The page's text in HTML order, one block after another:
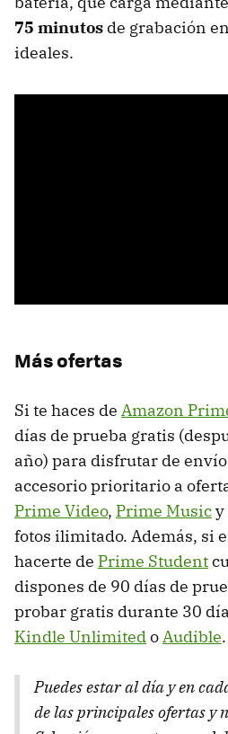
75 minutos de grabación
ideales.
Más ofertas
Si te haces de Amazon
días de prueba gratis
año) para disfrutar de
accesorio prioritario a
Prime Video, Prime Musicy
fotos ilimitado. Además, si
hacerte de Prime Student
dispones de 90 días de
probar gratis durante 30
Kindle UnlimitedoAudible.
Puedes estar al día y en
de las principales ofertas y